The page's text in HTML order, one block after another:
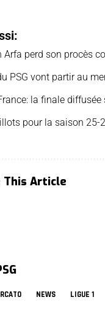
Arfa perd son procès
PSG vont partir au
la finale
pour la saison 25-
This Article
NEWS LIGUE 1